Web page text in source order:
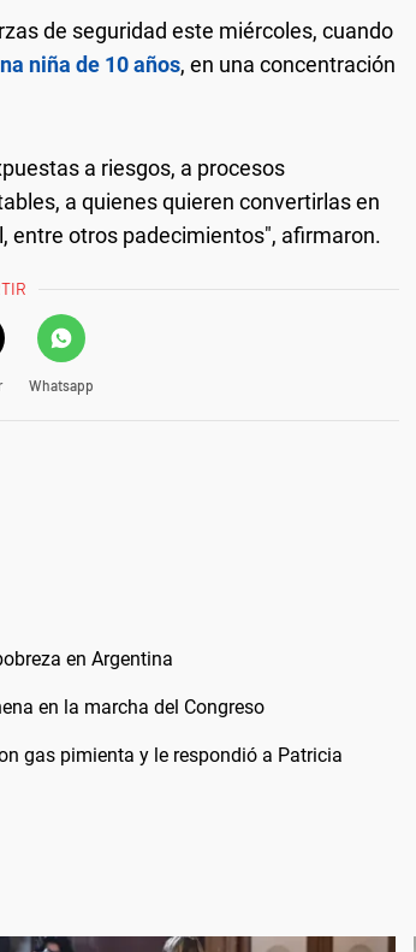
de seguridad este miércoles, cuando
niña de 10 años, en una concentración
a riesgos, a procesos
a quienes quieren convertirlas en
entre otros padecimientos", afirmaron.
Whatsapp
en Argentina
en la marcha del Congreso
gas pimienta y le respondió a Patricia